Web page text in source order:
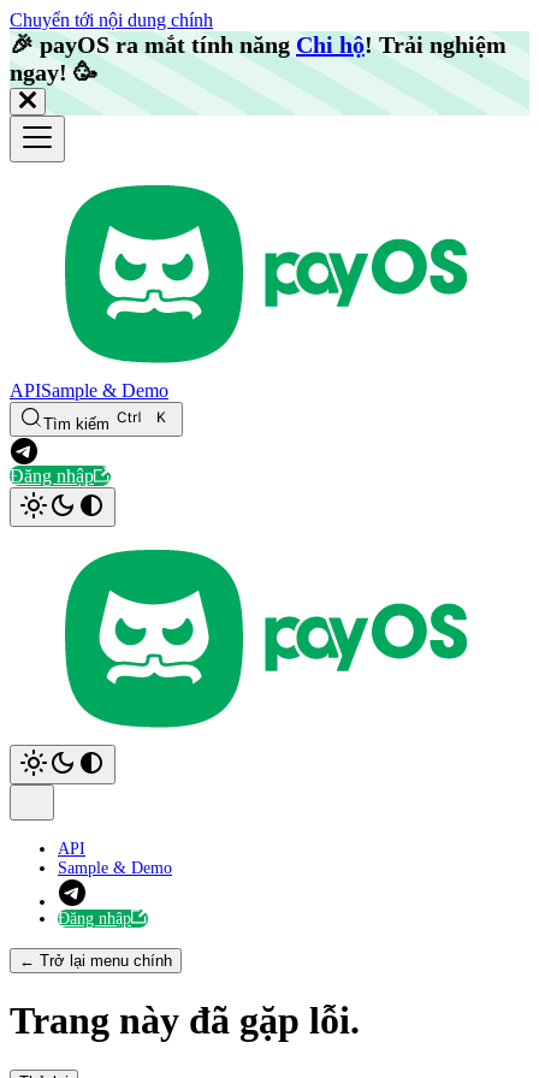
Chuyển tới nội dung chính
🎉️payOS ra mắt tính năng Chi hộ! Trải nghiệm
ngay!🥳️
APISample & Demo
Tìm kiếm
Đăng nhập
API
Sample & Demo
Đăng nhập
← Trở lại menu chính
Trang này đã gặp lỗi.